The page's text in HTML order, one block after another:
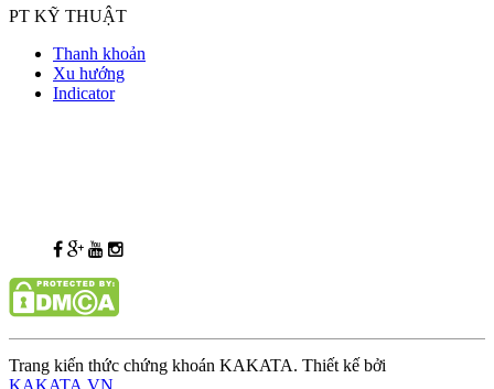
PT KỸ THUẬT
Thanh khoản
Xu hướng
Indicator
Trang kiến thức chứng khoán KAKATA. Thiết kế bởi
KAKATA.VN